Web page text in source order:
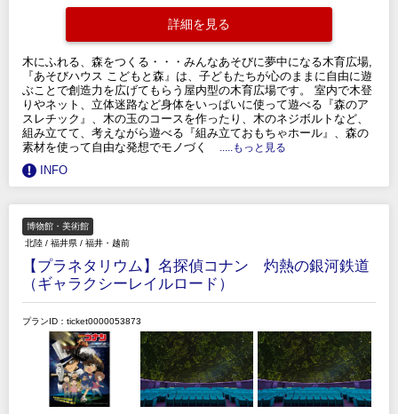
詳細を見る
木にふれる、森をつくる・・・みんなあそびに夢中になる木育広場,
『あそびハウス こどもと森』は、子どもたちが心のままに自由に遊
ぶことで創造力を広げてもらう屋内型の木育広場です。 室内で木登
りやネット、立体迷路など身体をいっぱいに使って遊べる『森のア
スレチック』、木の玉のコースを作ったり、木のネジボルトなど、
組み立てて、考えながら遊べる『組み立ておもちゃホール』、森の
素材を使って自由な発想でモノづく
.....もっと見る
INFO
博物館・美術館
北陸 / 福井県 / 福井・越前
【プラネタリウム】名探偵コナン 灼熱の銀河鉄道
（ギャラクシーレイルロード）
プランID：ticket0000053873